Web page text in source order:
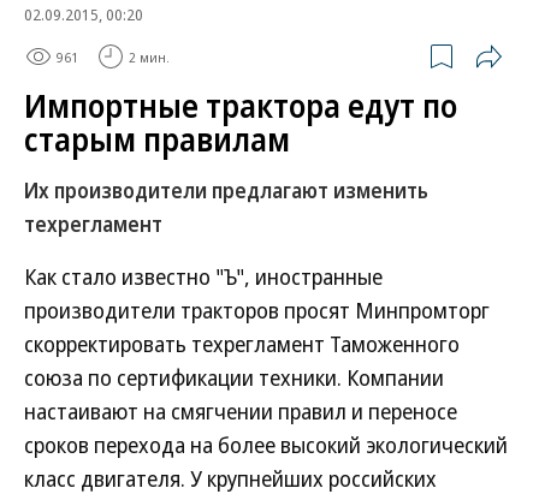
02.09.2015, 00:20
961 2 мин.
Импортные трактора едут по
старым правилам
Их производители предлагают изменить
техрегламент
Как стало известно "Ъ", иностранные
производители тракторов просят Минпромторг
скорректировать техрегламент Таможенного
союза по сертификации техники. Компании
настаивают на смягчении правил и переносе
сроков перехода на более высокий экологический
класс двигателя. У крупнейших российских